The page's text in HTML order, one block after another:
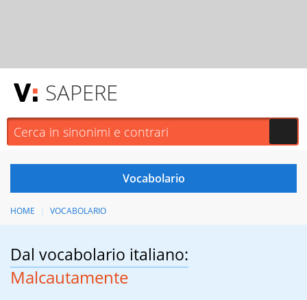
SAPERE
HOME VOCABOLARIO
Dal vocabolario italiano:
Malcautamente